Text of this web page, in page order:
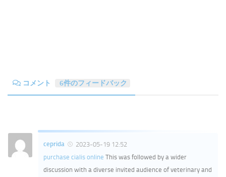
コメント 6件のフィードバック
ceprida
2023-05-19 12:52
purchase cialis online This was followed by a wider
discussion with a diverse invited audience of veterinary and